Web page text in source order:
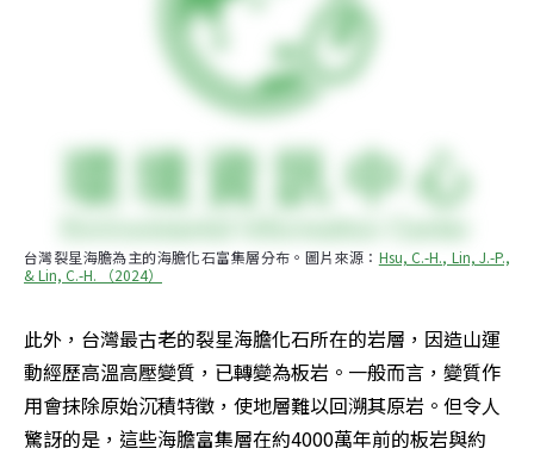
台灣裂星海膽為主的海膽化石富集層分布。圖片來源： Hsu, C.-H., Lin, J.-P.,
& Lin, C.-H. （2024）
此外，台灣最古老的裂星海膽化石所在的岩層，因造山運
動經歷高溫高壓變質，已轉變為板岩。一般而言，變質作
用會抹除原始沉積特徵，使地層難以回溯其原岩。但令人
驚訝的是，這些海膽富集層在約4000萬年前的板岩與約